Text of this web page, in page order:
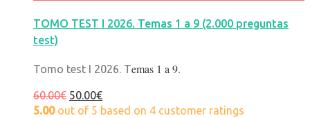
TOMO TEST I 2026. Temas 1 a 9 (2.000 preguntas
test)
Tomo test I 2026. Temas 1 a 9.
60.00€ 50.00€
5.00out of 5 based on 4 customer ratings